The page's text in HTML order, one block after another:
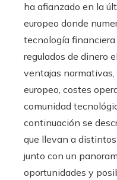
ha afianzado en la
europeo donde
tecnología
regulados de dinero
ventajas normativas,
europeo, costes
comunidad
continuación se
que llevan a
junto con un
oportunidades y